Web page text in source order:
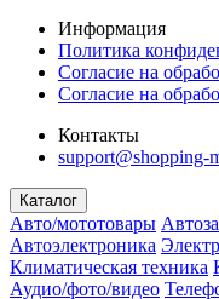
Информация
Политика
Согласие на
Согласие на
Контакты
support@shopping-
Каталог
Авто/мототовары
Автоэлектроника
Климатическая техника
Аудио/фото/видео